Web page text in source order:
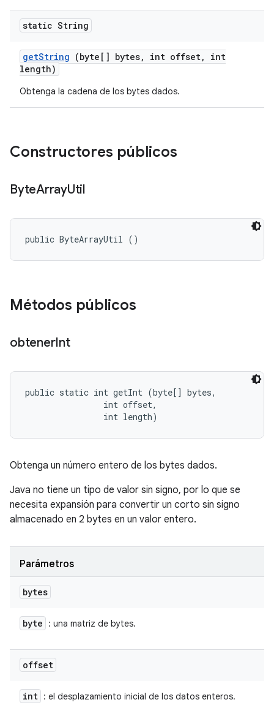
static String
getString (byte[] bytes, int offset,
int
length)
Obtenga la cadena de los bytes dados.
Constructores públicos
ByteArrayUtil
public ByteArrayUtil ()
Métodos públicos
obtenerInt
public static int getInt (byte[] bytes,
                int offset,
                int length)
Obtenga un número entero de los bytes dados.
Java no tiene un tipo de valor sin signo, por lo que se
necesita expansión para convertir un corto sin signo
almacenado en 2 bytes en un valor entero.
Parámetros
bytes
byte : una matriz de bytes.
offset
int : el desplazamiento inicial de los datos enteros.